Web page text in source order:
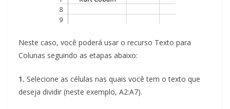
Neste caso, você poderá usar o recurso Texto para
Colunas seguindo as etapas abaixo:
1. Selecione as células nas quais você tem o texto que
deseja dividir (neste exemplo, A2:A7).